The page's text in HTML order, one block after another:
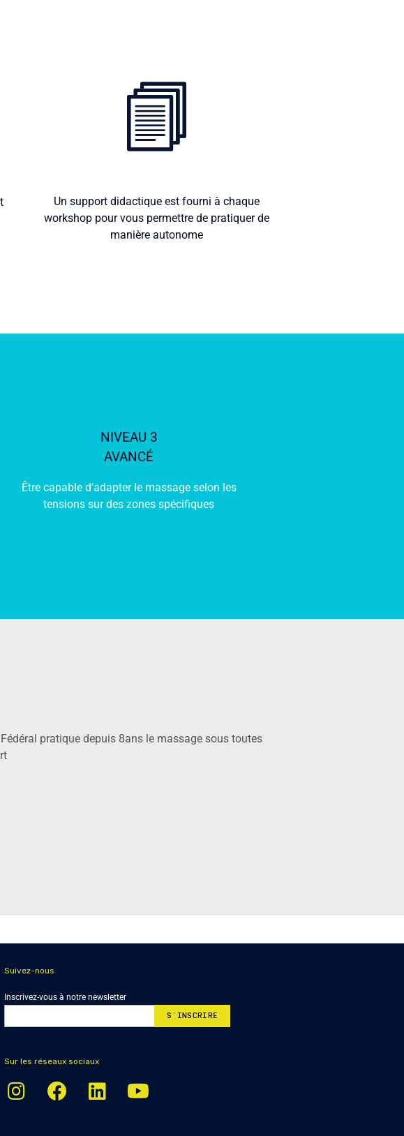
Un support didactique est fourni à chaque
workshop pour vous permettre de pratiquer de
manière autonome
NIVEAU 3
AVANCÉ
Être capable d’adapter le massage selon les
tensions sur des zones spécifiques
pratique depuis 8ans le massage sous toutes
Suivez-nous
Inscrivez-vous à notre newsletter
Sur les réseaux sociaux